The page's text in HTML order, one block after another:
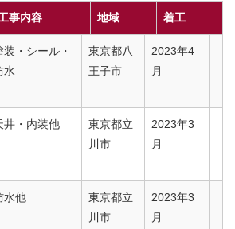
事内容 地域 着工
装・シール・
水
東京都八
王子市
2023年4
月
井・内装他
東京都立
川市
2023年3
月
水他
東京都立
川市
2023年3
月